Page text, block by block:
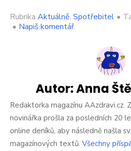
Rubrika Aktuálně, Spotřebitel •
• Napiš komentářon
obchodní
řetězec
prodával
otřesný
sýr.
Našly
se
v
něm
hrozné
věci.
Autor:Anna
Redaktorka magazínu AAzdravi.cz.
novinářka prošla za posledních 20
online deníků, aby následně našla
magazínových textů. Všechny